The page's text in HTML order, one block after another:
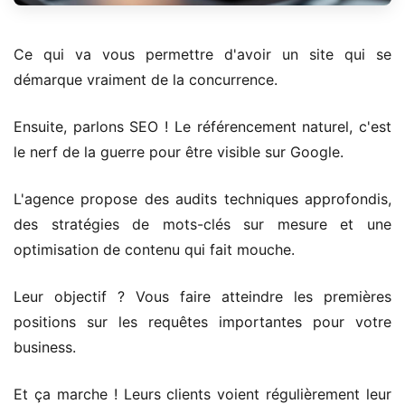
Ce qui va vous permettre d'avoir un site qui se
démarque vraiment de la concurrence.
Ensuite, parlons SEO ! Le référencement naturel, c'est
le nerf de la guerre pour être visible sur Google.
L'agence propose des audits techniques approfondis,
des stratégies de mots-clés sur mesure et une
optimisation de contenu qui fait mouche.
Leur objectif ? Vous faire atteindre les premières
positions sur les requêtes importantes pour votre
business.
Et ça marche ! Leurs clients voient régulièrement leur